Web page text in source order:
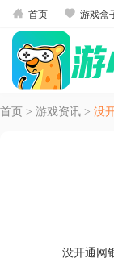
 首页  游戏盒
首页 > 游戏资讯 > 没
没开通网